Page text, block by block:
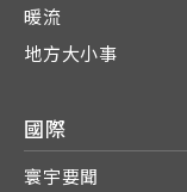
暖流
地方大小事
國際
寰宇要聞